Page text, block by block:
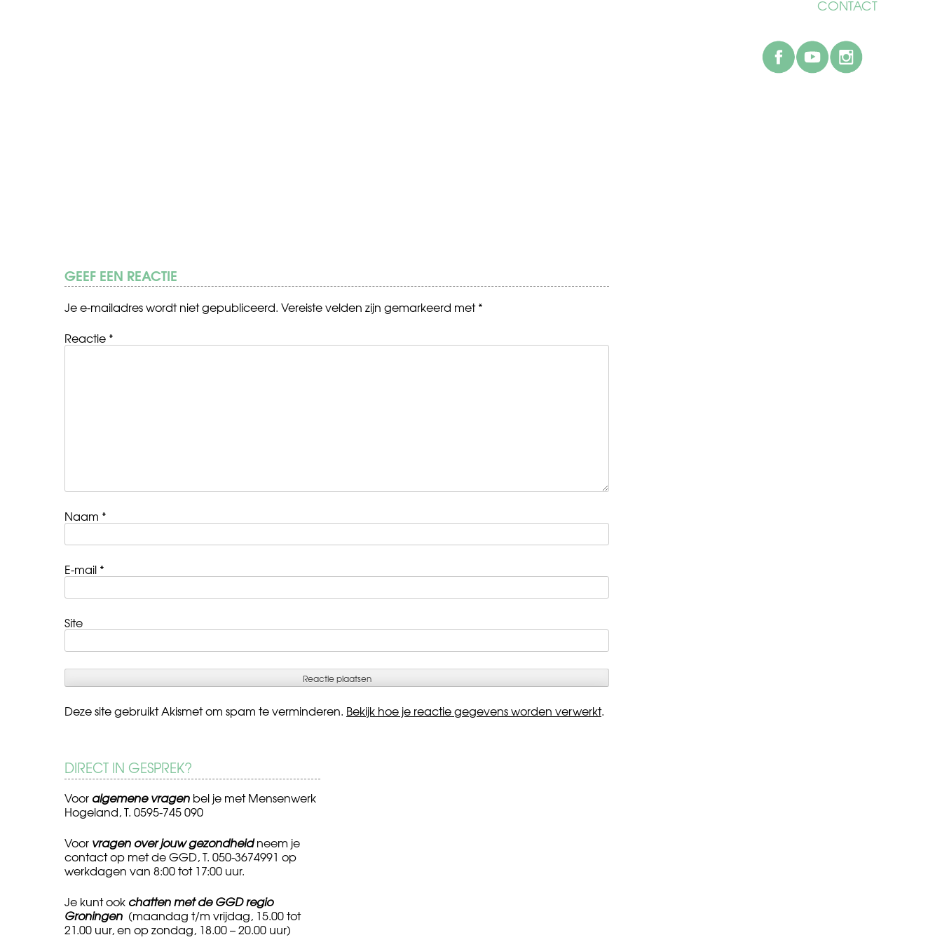
CONTACT
facebook
GEEF EEN REACTIE
Je e-mailadres wordt niet gepubliceerd. Vereiste velden zijn gemarkeerd met*
Reactie *
Naam *
E-mail *
Site
Deze site gebruikt Akismet om spam te verminderen. Bekijk hoe je reactie gegevens worden verwerkt.
DIRECT IN GESPREK?
Voor algemene vragen bel je met Mensenwerk
Hogeland, T. 0595-745 090
Voor vragen over jouw gezondheidneem je
contact op met de GGD, T. 050-3674991 op
werkdagen van 8:00 tot 17:00 uur.
Je kunt ook chatten met de GGD regio
Groningen (maandag t/m vrijdag, 15.00 tot
21.00 uur, en op zondag, 18.00 – 20.00 uur)